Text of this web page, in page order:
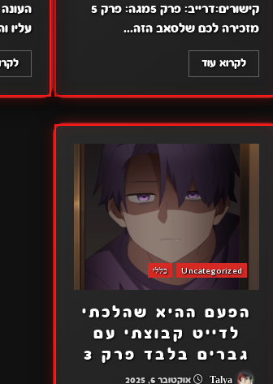
קישורים:דרייב: פרק 5מגה: פרק 5
מזכירה לכם שלסאב הזה...
לקרוא עוד
עליו
Uncategorized כללי
הפעם ההיא שהלכתי
לדייט קבוצתי עם
גברים בלבד פרק 3
Talya אוקטובר 6, 2025